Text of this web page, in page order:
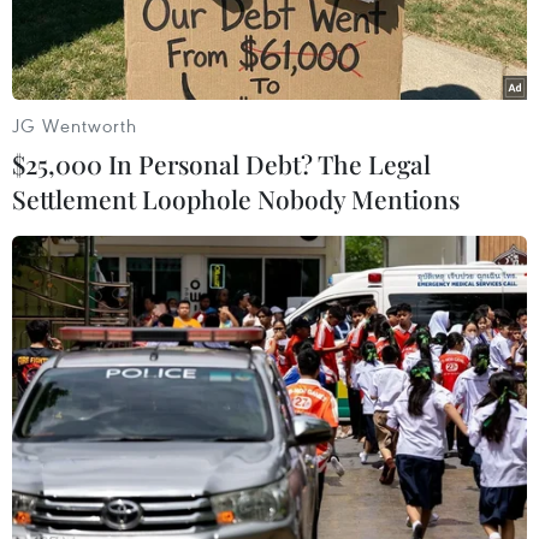
Chứng nhận vaccine kỹ thuật số của EU. (Nguồn: Getty Images)
Ngày 13/10, hãng thông tấn Interfax dẫn nguồn
Bộ Y tế Nga cho biết nước này và Liên minh
châu Âu (EU) sẽ thảo luận các điều khoản về
giấy chứng nhận tiêm chủng ngừa COVID-19
chung.
JG Wentworth
$25,000 In Personal Debt? The Legal
Settlement Loophole Nobody Mentions